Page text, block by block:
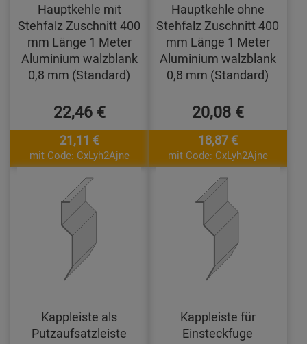
Hauptkehle mit
Stehfalz Zuschnitt 400
mm Länge 1 Meter
Aluminium walzblank
0,8 mm (Standard)
22,46 €
21,11 €
mit Code: CxLyh2Ajne
Hauptkehle ohne
Stehfalz Zuschnitt 400
mm Länge 1 Meter
Aluminium walzblank
0,8 mm (Standard)
20,08 €
18,87 €
mit Code: CxLyh2Ajne
Kappleiste als
Putzaufsatzleiste
Kappleiste für
Einsteckfuge